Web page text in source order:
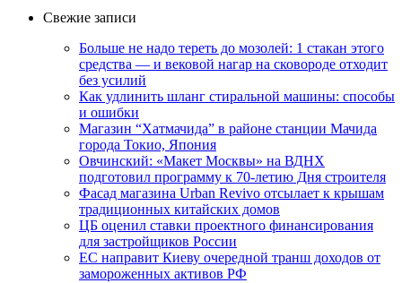
Свежие записи
Больше не надо тереть до мозолей: 1 стакан этого
средства — и вековой нагар на сковороде отходит
без усилий
Как удлинить шланг стиральной машины: способы
и ошибки
Магазин “Хатмачида” в районе станции Мачида
города Токио, Япония
Овчинский: «Макет Москвы» на ВДНХ
подготовил программу к 70-летию Дня строителя
Фасад магазина Urban Revivo отсылает к крышам
традиционных китайских домов
ЦБ оценил ставки проектного финансирования
для застройщиков России
ЕС направит Киеву очередной транш доходов от
замороженных активов РФ